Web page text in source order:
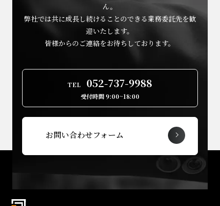
ん。
弊社では共に成長し続けることのできる業務委託先を歓
迎いたします。
皆様からのご連絡をお待ちしております。
TEL 052-737-9988
受付時間 9:00~18:00
お問い合わせフォーム